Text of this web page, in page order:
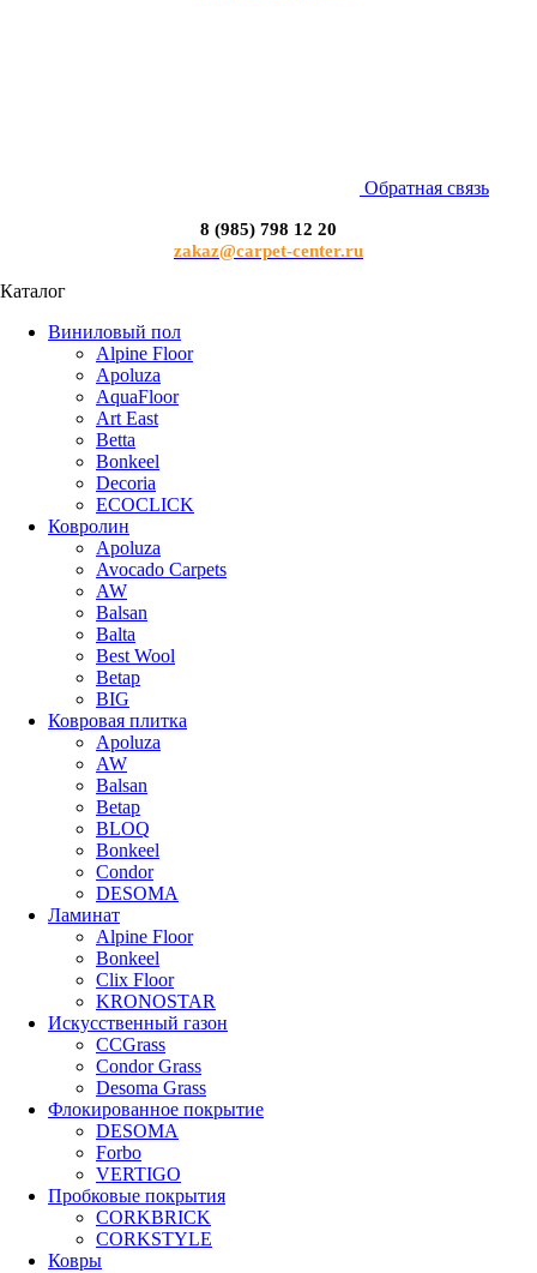
Обратная связь
8 (985) 798 12 20
zakaz@carpet-center.ru
Каталог
Виниловый пол
Alpine Floor
Apoluza
AquaFloor
Art East
Betta
Bonkeel
Decoria
ECOCLICK
Ковролин
Apoluza
Avocado Carpets
AW
Balsan
Balta
Best Wool
Betap
BIG
Ковровая плитка
Apoluza
AW
Balsan
Betap
BLOQ
Bonkeel
Condor
DESOMA
Ламинат
Alpine Floor
Bonkeel
Clix Floor
KRONOSTAR
Искусственный газон
CCGrass
Condor Grass
Desoma Grass
Флокированное покрытие
DESOMA
Forbo
VERTIGO
Пробковые покрытия
CORKBRICK
CORKSTYLE
Ковры